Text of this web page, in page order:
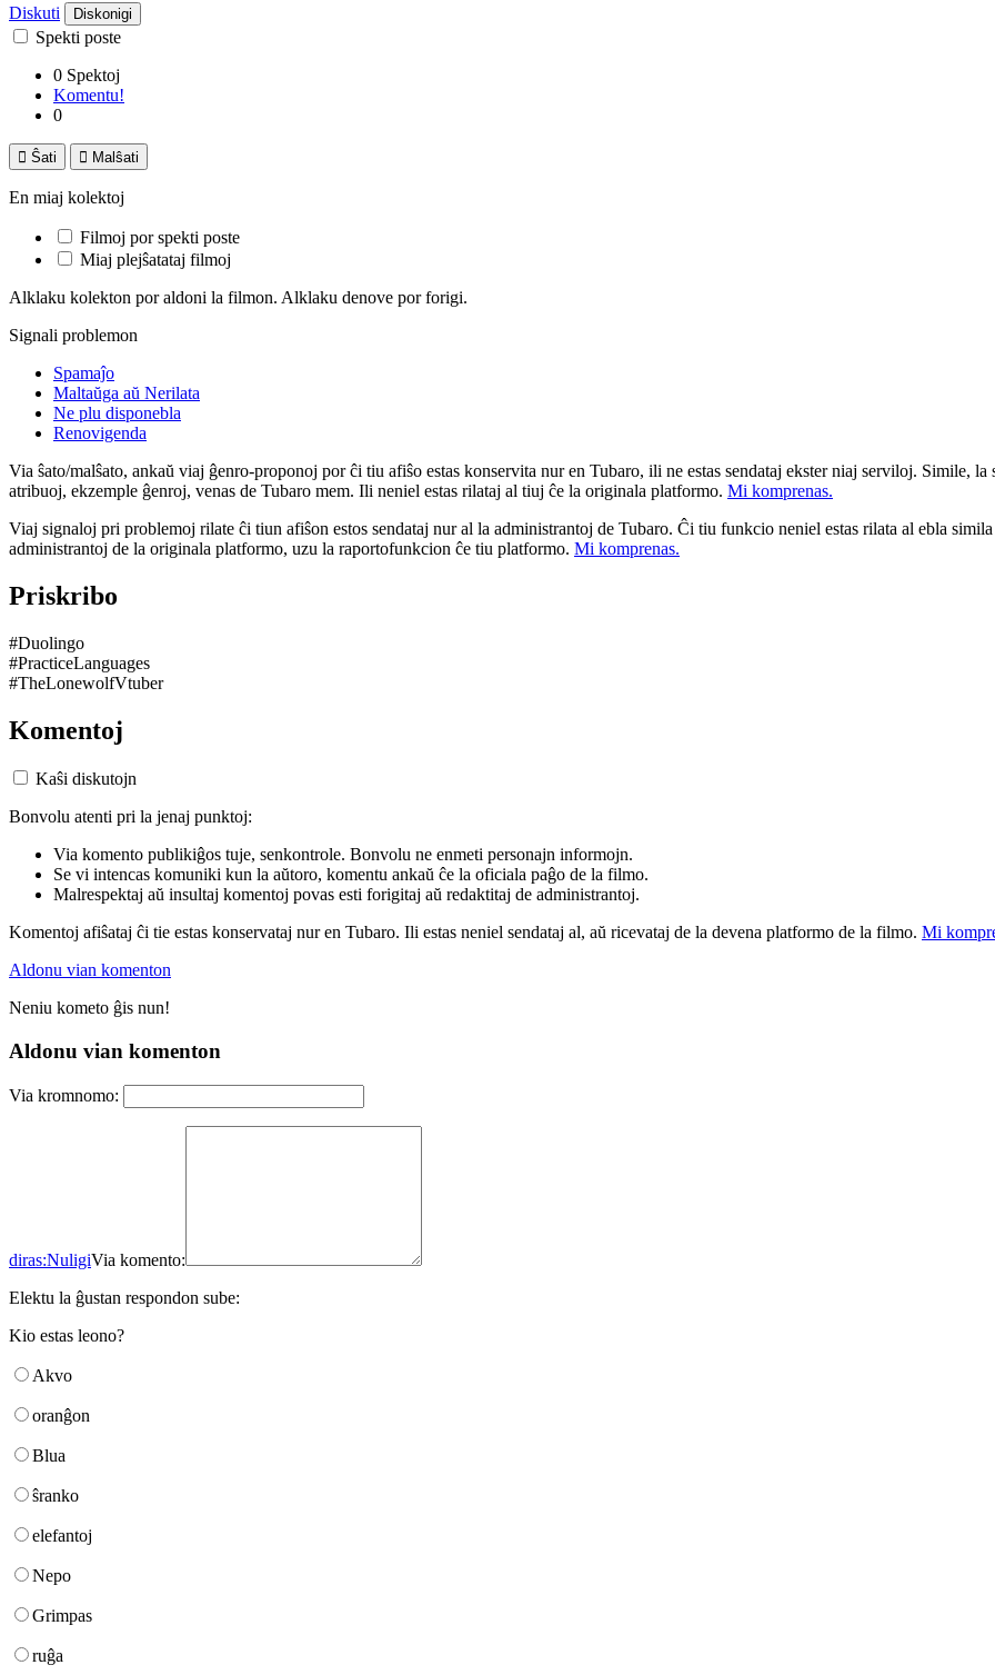
Diskuti Diskonigi
Spekti poste
0 Spektoj
Komentu!
0
 Ŝati  Malŝati
En miaj kolektoj
Filmoj por spekti poste
Miaj plejŝatataj filmoj
Alklaku kolekton por aldoni la filmon. Alklaku denove por forigi.
Signali problemon
Spamaĵo
Maltaŭga aŭ Nerilata
Ne plu disponebla
Renovigenda
Via ŝato/malŝato, ankaŭ viaj ĝenro-proponoj por ĉi tiu afiŝo estas konservita nur en Tubaro, ili ne estas sendataj ekster niaj serviloj. Simile,
atribuoj, ekzemple ĝenroj, venas de Tubaro mem. Ili neniel estas rilataj al tiuj ĉe la originala platformo. Mi komprenas.
Viaj signaloj pri problemoj rilate ĉi tiun afiŝon estos sendataj nur al la administrantoj de Tubaro. Ĉi tiu funkcio neniel estas rilata al ebla
administrantoj de la originala platformo, uzu la raportofunkcion ĉe tiu platformo. Mi komprenas.
Priskribo
#Duolingo
#PracticeLanguages
#TheLonewolfVtuber
Komentoj
Kaŝi diskutojn
Bonvolu atenti pri la jenaj punktoj:
Via komento publikiĝos tuje, senkontrole. Bonvolu ne enmeti personajn informojn.
Se vi intencas komuniki kun la aŭtoro, komentu ankaŭ ĉe la oficiala paĝo de la filmo.
Malrespektaj aŭ insultaj komentoj povas esti forigitaj aŭ redaktitaj de administrantoj.
Komentoj afiŝataj ĉi tie estas konservataj nur en Tubaro. Ili estas neniel sendataj al, aŭ ricevataj de la devena platformo de la filmo. Mi
Aldonu vian komenton
Neniu kometo ĝis nun!
Aldonu vian komenton
Via kromnomo:
diras:NuligiVia komento:
Elektu la ĝustan respondon sube:
Kio estas leono?
Akvo
oranĝon
Blua
ŝranko
elefantoj
Nepo
Grimpas
ruĝa